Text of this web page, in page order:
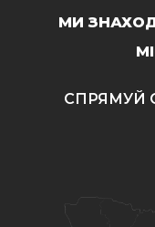
МИ
СПРЯМУЙ